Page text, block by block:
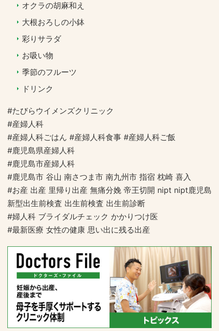
オクラの胡麻和え
大根おろしの小鉢
彩りサラダ
お吸い物
季節のフルーツ
ドリンク
#たびらウイメンズクリニック
#産婦人科
#産婦人科ごはん #産婦人科食事 #産婦人科ご飯
#鹿児島県産婦人科
#鹿児島市産婦人科
#鹿児島市 谷山 南さつま市 南九州市 指宿 枕崎 喜入
#お産 出産 里帰り出産 無痛分娩 帝王切開 nipt nipt鹿児島
新型出生前検査 出生前検査 出生前診断
#婦人科 ブライダルチェック かかりつけ医
#最新医療 女性の健康 思い出に残る出産